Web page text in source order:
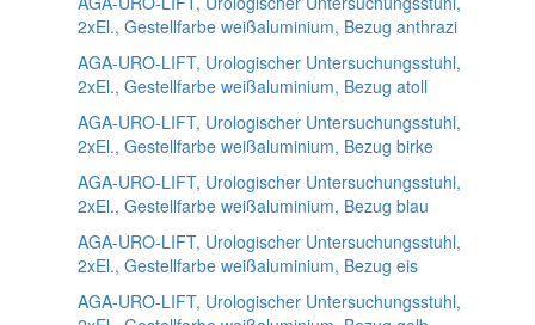
2xEl., Gestellfarbe weißaluminium, Bezug anthrazi
AGA-URO-LIFT, Urologischer Untersuchungsstuhl,
2xEl., Gestellfarbe weißaluminium, Bezug atoll
AGA-URO-LIFT, Urologischer Untersuchungsstuhl,
2xEl., Gestellfarbe weißaluminium, Bezug birke
AGA-URO-LIFT, Urologischer Untersuchungsstuhl,
2xEl., Gestellfarbe weißaluminium, Bezug blau
AGA-URO-LIFT, Urologischer Untersuchungsstuhl,
2xEl., Gestellfarbe weißaluminium, Bezug eis
AGA-URO-LIFT, Urologischer Untersuchungsstuhl,